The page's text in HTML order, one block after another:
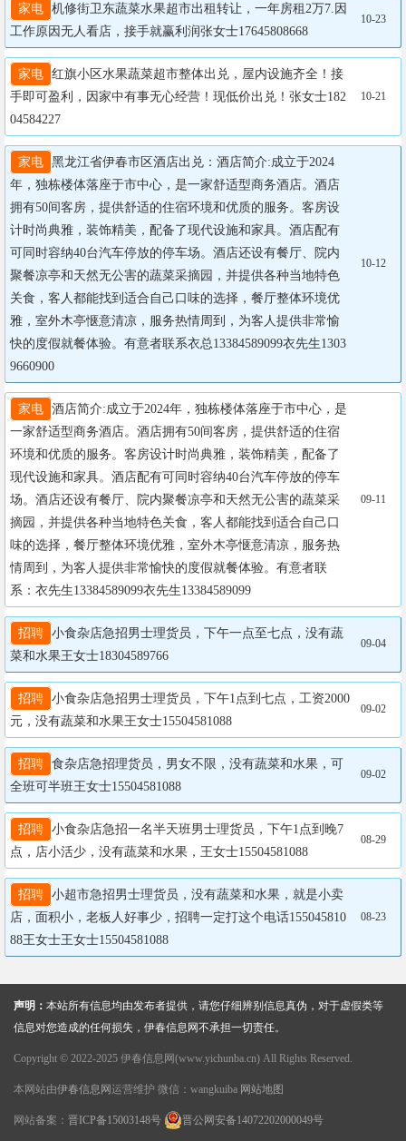
家电 机修街卫东蔬菜水果超市出租转让，一年房租2万7.因
工作原因无人看店，接手就赢利润张女士17645808668
10-23
家电 红旗小区水果蔬菜超市整体出兑，屋内设施齐全！接
手即可盈利，因家中有事无心经营！现低价出兑！张女士182
04584227
10-21
家电 黑龙江省伊春市区酒店出兑：酒店简介:成立于2024
年，独栋楼体落座于市中心，是一家舒适型商务酒店。酒店
拥有50间客房，提供舒适的住宿环境和优质的服务。客房设
计时尚典雅，装饰精美，配备了现代设施和家具。酒店配有
可同时容纳40台汽车停放的停车场。酒店还设有餐厅、院内
聚餐凉亭和天然无公害的蔬菜采摘园，并提供各种当地特色
关食，客人都能找到适合自己口味的选择，餐厅整体环境优
雅，室外木亭惬意清凉，服务热情周到，为客人提供非常愉
快的度假就餐体验。有意者联系衣总13384589099衣先生1303
9660900
10-12
家电 酒店简介:成立于2024年，独栋楼体落座于市中心，是
一家舒适型商务酒店。酒店拥有50间客房，提供舒适的住宿
环境和优质的服务。客房设计时尚典雅，装饰精美，配备了
现代设施和家具。酒店配有可同时容纳40台汽车停放的停车
场。酒店还设有餐厅、院内聚餐凉亭和天然无公害的蔬菜采
摘园，并提供各种当地特色关食，客人都能找到适合自己口
味的选择，餐厅整体环境优雅，室外木亭惬意清凉，服务热
情周到，为客人提供非常愉快的度假就餐体验。有意者联
系：衣先生13384589099衣先生13384589099
09-11
招聘 小食杂店急招男士理货员，下午一点至七点，没有蔬
菜和水果王女士18304589766
09-04
招聘 小食杂店急招男士理货员，下午1点到七点，工资2000
元，没有蔬菜和水果王女士15504581088
09-02
招聘 食杂店急招理货员，男女不限，没有蔬菜和水果，可
全班可半班王女士15504581088
09-02
招聘 小食杂店急招一名半天班男士理货员，下午1点到晚7
点，店小活少，没有蔬菜和水果，王女士15504581088
08-29
招聘 小超市急招男士理货员，没有蔬菜和水果，就是小卖
店，面积小，老板人好事少，招聘一定打这个电话155045810
88王女士王女士15504581088
08-23
声明： 本站所有信息均由发布者提供，请您仔细辨别信息真伪，对于虚假类等
信息对您造成的任何损失，伊春信息网不承担一切责任。
Copyright © 2022-2025 伊春信息网(www.yichunba.cn) All Rights Reserved.
本网站由伊春信息网 运营维护 微信：wangkuiba 网站地图
网站备案： 晋ICP备15003148号 晋公网安备14072202000049号